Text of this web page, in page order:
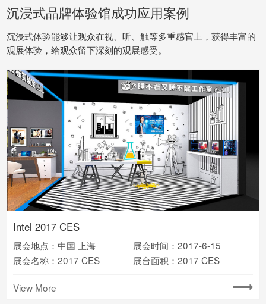
沉浸式品牌体验馆成功应用案例
沉浸式体验能够让观众在视、听、触等多重感官上，获得丰富的
观展体验，给观众留下深刻的观展感受。
哥斯达黎加馆
展会地点：中国 上海
展会时间：2018-11-05
展台面积：
View More
STC-沙特电信
展会地点：迪拜
展会时间：2018-3-08
展会名称：
展台面积：Cabsat
View More
Intel 2017 CES
展会地点：中国 上海
展会时间：2017-6-15
展会名称：2017 CES
展台面积：2017 CES
View More